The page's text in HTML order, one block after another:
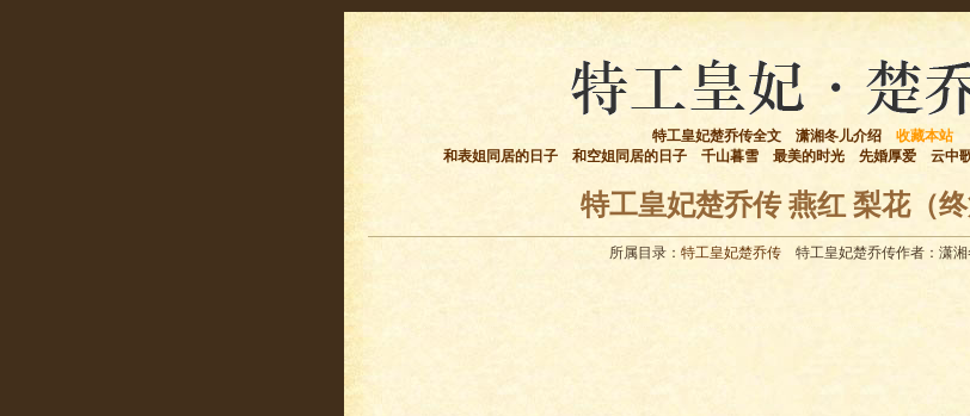
特工皇妃楚乔传全文 潇湘冬儿介绍
收藏本站
和表姐同居的日子
和空姐同居的日子 千山暮雪 最美的时光 先婚厚爱 云中
特工皇妃楚乔传 燕红 梨花（终
所属目录： 特工皇妃楚乔传 特工皇妃楚乔传作者：潇湘